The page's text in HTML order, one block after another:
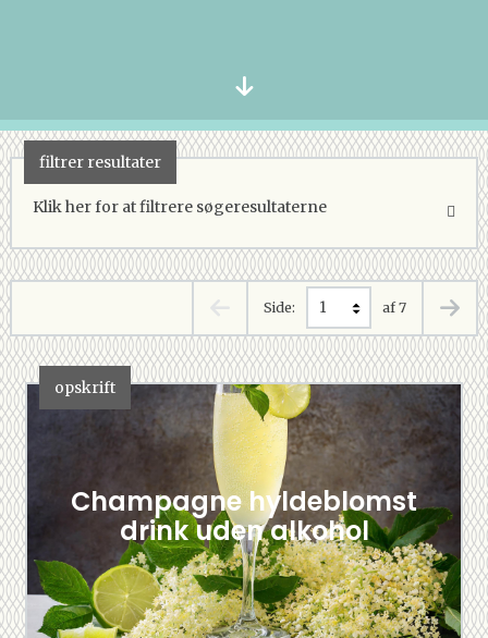
filtrer resultater
Klik her for at filtrere søgeresultaterne
Side: af 7
opskrift
Champagne hyldeblomst
drink uden alkohol